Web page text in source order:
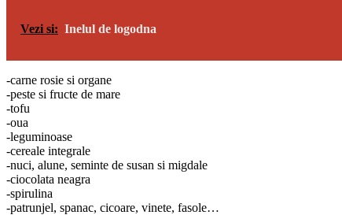
Vezi si: Inelul de logodna
-carne rosie si organe
-peste si fructe de mare
-tofu
-oua
-leguminoase
-cereale integrale
-nuci, alune, seminte de susan si migdale
-ciocolata neagra
-spirulina
-patrunjel, spanac, cicoare, vinete, fasole…